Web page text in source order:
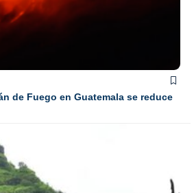
de Fuego en Guatemala se reduce